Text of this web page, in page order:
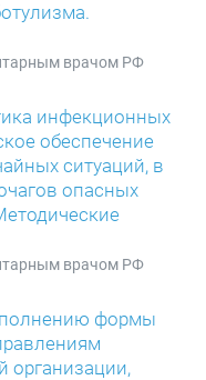
врачом РФ
инфекционных
обеспечение
ситуаций, в
опасных
врачом РФ
формы
организации,